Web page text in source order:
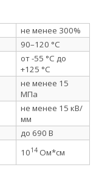
не менее 300%
90–120 °C
от -55 °C до
+125 °C
не менее 15
МПа
не менее 15 кВ/
мм
до 690 В
1014 Ом*см